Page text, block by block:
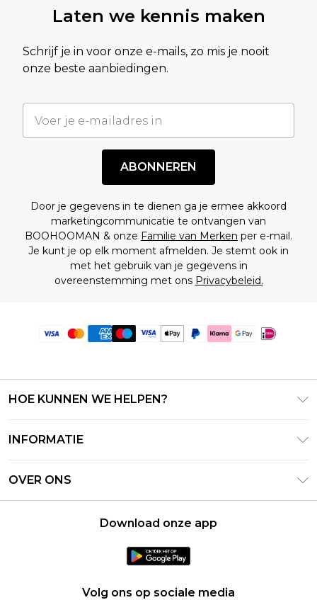
Laten we kennis maken
Schrijf je in voor onze e-mails, zo mis je nooit
onze beste aanbiedingen.
ABONNEREN
Door je gegevens in te dienen ga je ermee akkoord
marketingcommunicatie te ontvangen van
BOOHOOMAN & onze Familie van Merken per e-mail.
Je kunt je op elk moment afmelden. Je stemt ook in
met het gebruik van je gegevens in
overeenstemming met ons Privacybeleid.
HOE KUNNEN WE HELPEN?
Retourneer uw bestelling
Bezorginformatie
Retourbeleid – Bijgewerkt mei 2026
INFORMATIE
Privacybeleid - Bijgewerkt juni 2026
OVER ONS
Verklaring over moderne slavernij
Download onze app
Volg ons op sociale media